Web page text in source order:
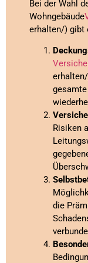
Bei der Wahl
Wohngebäude
erhalten/) gibt
gesamte
Risiken
die